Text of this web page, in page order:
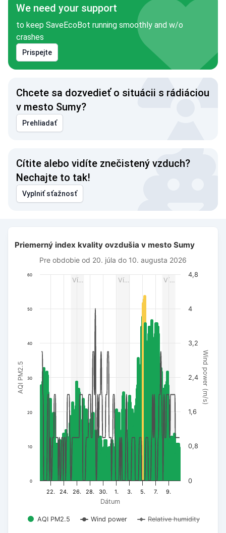
We need your support
to keep SaveEcoBot running smoothly and w/o
crashes
Prispejte
Chcete sa dozvedieť o situácii s rádiáciou
v mesto Sumy?
Prehliadať
Cítite alebo vidíte znečistený vzduch?
Nechajte to tak!
Vyplniť sťažnosť
Combination chart with 3 data series.
Pre obdobie od 20. júla do 10. augusta 2026
The chart has 1 X axis displaying Dátum. Data ranges from
The chart has 3 Y axes displaying AQI PM2.5, Wind power
Ví…
Ví…
Ví…
Dátum
AQI PM2.5 Wind power (m/s)
Priemerný index kvality ovzdušia v mesto Sumy
Pre obdobie od 20. júla do 10. augusta 2026
AQI PM2.5 Wind power Relative humidity
22. 24. 26. 28. 30. 1. 3. 5. 7. 9.
0
10
20
30
40
50
60
0
0,8
1,6
2,4
3,2
4
4,8